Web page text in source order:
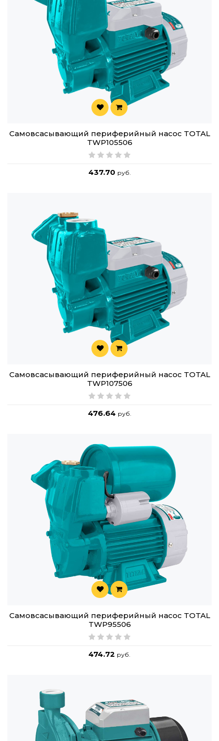
Самовсасывающий периферийный насос TOTAL
TWP105506
437.70 руб.
Самовсасывающий периферийный насос TOTAL
TWP107506
476.64 руб.
Самовсасывающий периферийный насос TOTAL
TWP95506
474.72 руб.